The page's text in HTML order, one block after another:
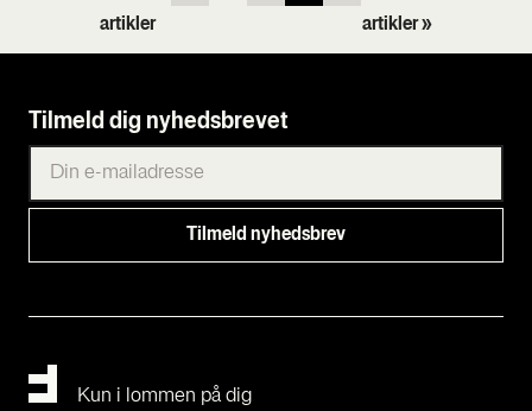
artikler
artikler »
Tilmeld dig nyhedsbrevet
Kun i lommen på dig